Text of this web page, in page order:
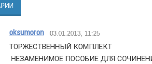
oksumoron 03.01.2013, 11:25
ТОРЖЕСТВЕННЫЙ КОМПЛЕКТ
НЕЗАМЕНИМОЕ ПОСОБИЕ ДЛЯ